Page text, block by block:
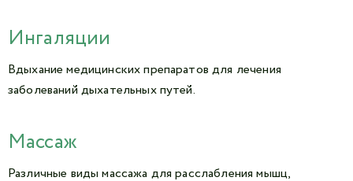
Ингаляции
Вдыхание медицинских препаратов для лечения
заболеваний дыхательных путей.
Массаж
Различные виды массажа для расслабления мышц,